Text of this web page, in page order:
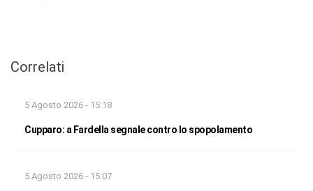
Correlati
5 Agosto 2026 - 15:18
Cupparo: a Fardella segnale contro lo spopolamento
5 Agosto 2026 - 15:07